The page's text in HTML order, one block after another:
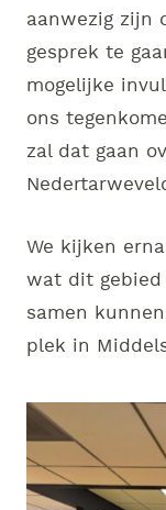
aanwezig zijn
gesprek te
mogelijke
ons
zal dat gaan
We kijken
wat dit
samen
plek in